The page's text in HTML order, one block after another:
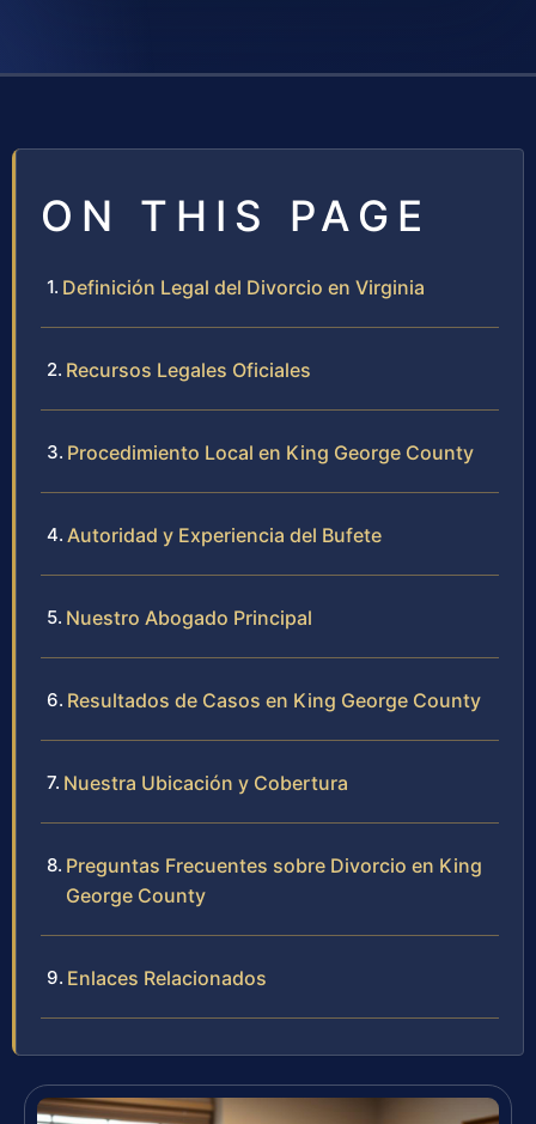
ON THIS PAGE
Definición Legal del Divorcio en Virginia
Recursos Legales Oficiales
Procedimiento Local en King George County
Autoridad y Experiencia del Bufete
Nuestro Abogado Principal
Resultados de Casos en King George County
Nuestra Ubicación y Cobertura
Preguntas Frecuentes sobre Divorcio en King
George County
Enlaces Relacionados